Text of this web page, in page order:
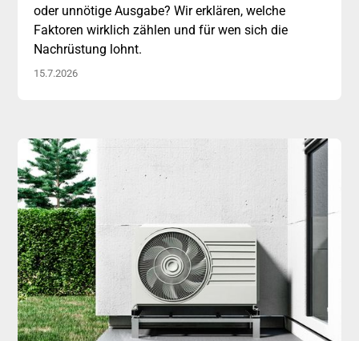
oder unnötige Ausgabe? Wir erklären, welche
Faktoren wirklich zählen und für wen sich die
Nachrüstung lohnt.
15.7.2026